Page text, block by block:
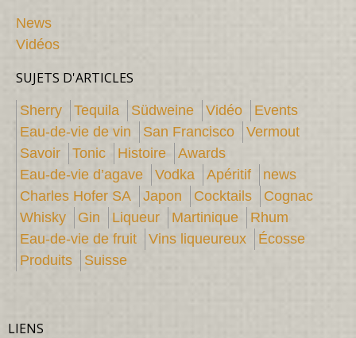
News
Vidéos
SUJETS D'ARTICLES
Sherry Tequila Südweine Vidéo
Events
Eau-de-vie de vin
San Francisco
Vermout
Savoir
Tonic Histoire
Awards
Eau-de-vie d’agave
Vodka Apéritif
news
Charles Hofer SA
Japon Cocktails
Cognac
Whisky
Gin Liqueur Martinique
Rhum
Eau-de-vie de fruit
Vins liqueureux
Écosse
Produits
Suisse
LIENS